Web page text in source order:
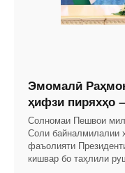
Эмомалӣ
ҳифзи пиряхҳо
Солномаи Пешвои
Соли байналмилалии
фаъолияти
кишвар бо таҳлили